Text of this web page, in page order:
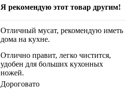
Я рекомендую этот товар другим!
Отличный мусат, рекомендую иметь
дома на кухне.
Отлично правит, легко чистится,
удобен для больших кухонных
ножей.
Дороговато